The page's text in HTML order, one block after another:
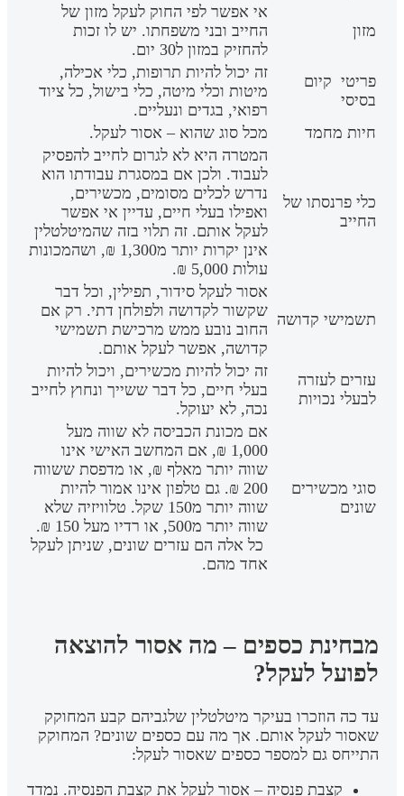
מזון
אי אפשר לפי החוק לעקל מזון של
החייב ובני משפחתו. יש לו זכות
להחזיק במזון ל30 יום.
פריטי קיום
בסיסי
זה יכול להיות תרופות, כלי אכילה,
מיטות וכלי מיטה, כלי בישול, כל ציוד
רפואי, בגדים ונעליים.
חיות מחמד
מכל סוג שהוא – אסור לעקל.
כלי פרנסתו של
החייב
המטרה היא לא לגרום לחייב להפסיק
לעבוד. ולכן אם במסגרת עבודתו הוא
נדרש לכלים מסומים, מכשירים,
ואפילו בעלי חיים, עדיין אי אפשר
לעקל אותם. זה תלוי בזה שהמיטלטלין
אינן יקרות יותר מ1,300 ₪, ושהמכונות
עולות 5,000 ₪.
תשמישי קדושה
אסור לעקל סידור, תפילין, וכל דבר
שקשור לקדושה ולפולחן דתי. רק אם
החוב נובע ממש מרכישת תשמישי
קדושה, אפשר לעקל אותם.
עזרים לעזרה
לבעלי נכויות
זה יכול להיות מכשירים, ויכול להיות
בעלי חיים, כל דבר ששייך ונחוץ לחייב
נכה, לא יעוקל.
סוגי מכשירים
שונים
אם מכונת הכביסה לא שווה מעל
1,000 ₪, אם המחשב האישי אינו
שווה יותר מאלף ₪, או מדפסת ששווה
200 ₪. גם טלפון אינו אמור להיות
שווה יותר מ150 שקל. טלוויזיה שלא
שווה יותר מ500, או רדיו מעל 150 ₪.
כל אלה הם עזרים שונים, שניתן לעקל
אחד מהם.
מבחינת כספים – מה אסור להוצאה
לפועל לעקל?
עד כה הוזכרו בעיקר מיטלטלין שלגביהם קבע המחוקק
שאסור לעקל אותם. אך מה עם כספים שונים? המחוקק
התייחס גם למספר כספים שאסור לעקל:
קצבת פנסיה – אסור לעקל את קצבת הפנסיה. נמדד